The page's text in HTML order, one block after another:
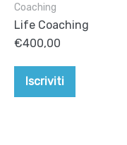
Coaching
Life Coaching
€400,00
Iscriviti